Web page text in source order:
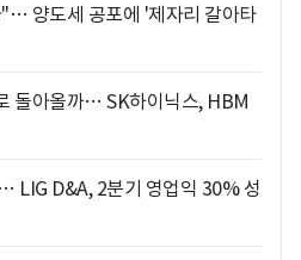
양도세 공포에 '제자리 갈아타
돌아올까… SK하이닉스, HBM
LIG D&A, 2분기 영업익 30% 성